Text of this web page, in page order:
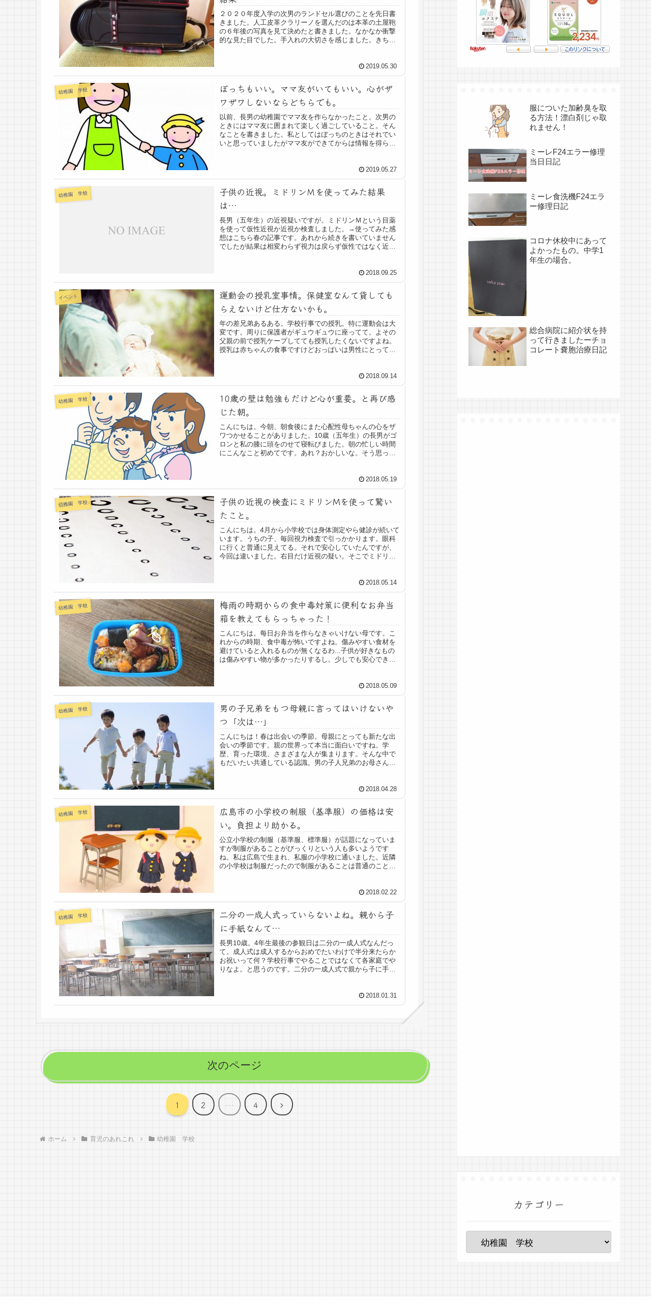
２０２０年度入学の次男のランドセル選びのことを先日書
きました。人工皮革クラリーノを選んだのは本革の土屋鞄
の６年後の写真を見て決めたと書きました。なかなか衝撃
的な見た目でした。手入れの大切さを感じました。きちん
2019.05.30
幼稚園 学校
ぼっちもいい。ママ友がいてもいい。心がザ
ワザワしないならどちらでも。
以前、長男の幼稚園でママ友を作らなかったこと。次男の
ときにはママ友に囲まれて楽しく過ごしていること。そん
なことを書きました。私としてはぼっちのときはそれでい
いと思っていましたがママ友ができてからは情報を得られ
2019.05.27
幼稚園 学校
子供の近視。ミドリンＭを使ってみた結果
は…
長男（五年生）の近視疑いですが。ミドリンＭという目薬
を使って仮性近視か近視か検査しました。→使ってみた感
想はこちら春の記事です。あれから続きを書いていません
でしたが結果は相変わらず視力は戻らず仮性ではなく近視
2018.09.25
イベント
運動会の授乳室事情。保健室なんて貸しても
らえないけど仕方ないかも。
年の差兄弟あるある。学校行事での授乳。特に運動会は大
変です。周りに保護者がギュウギュウに座ってて。よその
父親の前で授乳ケープしてても授乳したくないですよね。
授乳は赤ちゃんの食事ですけどおっぱいは男性にとっては
2018.09.14
幼稚園 学校
10歳の壁は勉強もだけど心が重要。と再び感
じた朝。
こんにちは。今朝、朝食後にまた心配性母ちゃんの心をザ
ワつかせることがありました。10歳（五年生）の長男がゴ
ロンと私の膝に頭をのせて寝転びました。朝の忙しい時間
にこんなこと初めてです。あれ？おかしいな。そう思って
2018.05.19
幼稚園 学校
子供の近視の検査にミドリンMを使って驚い
たこと。
こんにちは。4月から小学校では身体測定やら健診が続いて
います。うちの子、毎回視力検査で引っかかります。眼科
に行くと普通に見えてる。それで安心していたんですが、
今回は違いました。右目だけ近視の疑い。そこでミドリン
2018.05.14
幼稚園 学校
梅雨の時期からの食中毒対策に便利なお弁当
箱を教えてもらっちゃった！
こんにちは。每日お弁当を作らなきゃいけない母です。こ
れからの時期、食中毒が怖いですよね。傷みやすい食材を
避けていると入れるものが無くなるわ...子供が好きなもの
は傷みやすい物が多かったりするし。少しでも安心できる
2018.05.09
幼稚園 学校
男の子兄弟をもつ母親に言ってはいけないや
つ「次は…」
こんにちは！春は出会いの季節。母親にとっても新たな出
会いの季節です。親の世界って本当に面白いですね。学
歴、育った環境、さまざまな人が集まります。そんな中で
もだいたい共通している認識。男の子人兄弟のお母さんを
2018.04.28
幼稚園 学校
広島市の小学校の制服（基準服）の価格は安
い。負担より助かる。
公立小学校の制服（基準服、標準服）が話題になっていま
すが制服があることがびっくりという人も多いようです
ね。私は広島で生まれ、私服の小学校に通いました。近隣
の小学校は制服だったので制服があることは普通のことだ
2018.02.22
幼稚園 学校
二分の一成人式っていらないよね。親から子
に手紙なんて…
長男10歳。4年生最後の参観日は二分の一成人式なんだっ
て。成人式は成人するからおめでたいわけで半分来たらか
お祝いって何？学校行事でやることではなくて各家庭でや
りなよ。と思うのです。二分の一成人式で親から子に手紙
2018.01.31
次のページ
1 2 … 4
次
ホーム 育児のあれこれ 幼稚園 学校
服についた加齢臭を取
る方法！漂白剤じゃ取
れません！
ミーレF24エラー修理
当日日記
ミーレ食洗機F24エラ
ー修理日記
コロナ休校中にあって
よかったもの。中学1
年生の場合。
総合病院に紹介状を持
って行きましたーチョ
コレート嚢胞治療日記
カテゴリー